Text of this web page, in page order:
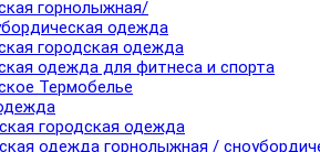
горнолыжная/
одежда
городская одежда
одежда для фитнеса и спорта
Термобелье
городская одежда
одежда горнолыжная /